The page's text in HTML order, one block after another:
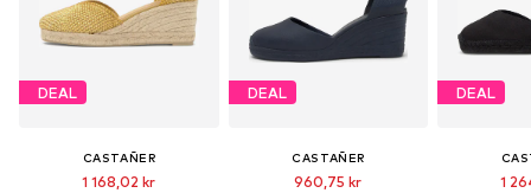
DEAL
CASTAÑER
1 168,02 kr
DEAL
CASTAÑER
960,75 kr
DEAL
1